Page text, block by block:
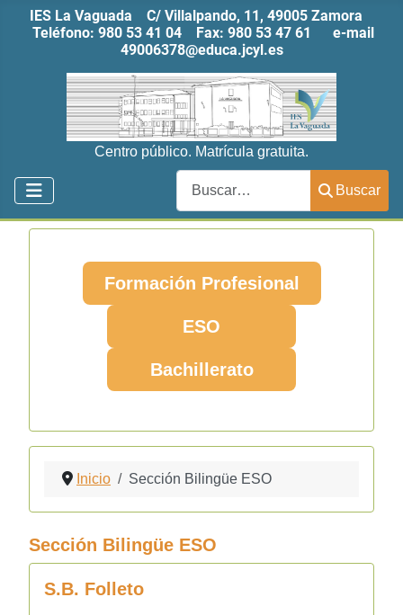
IES La Vaguada C/ Villalpando, 11, 49005 Zamora
Teléfono: 980 53 41 04 Fax: 980 53 47 61 e-mail
49006378@educa.jcyl.es
Centro público. Matrícula gratuita.
Buscar
Formación Profesional
ESO
Bachillerato
Inicio Sección Bilingüe ESO
Sección Bilingüe ESO
S.B. Folleto